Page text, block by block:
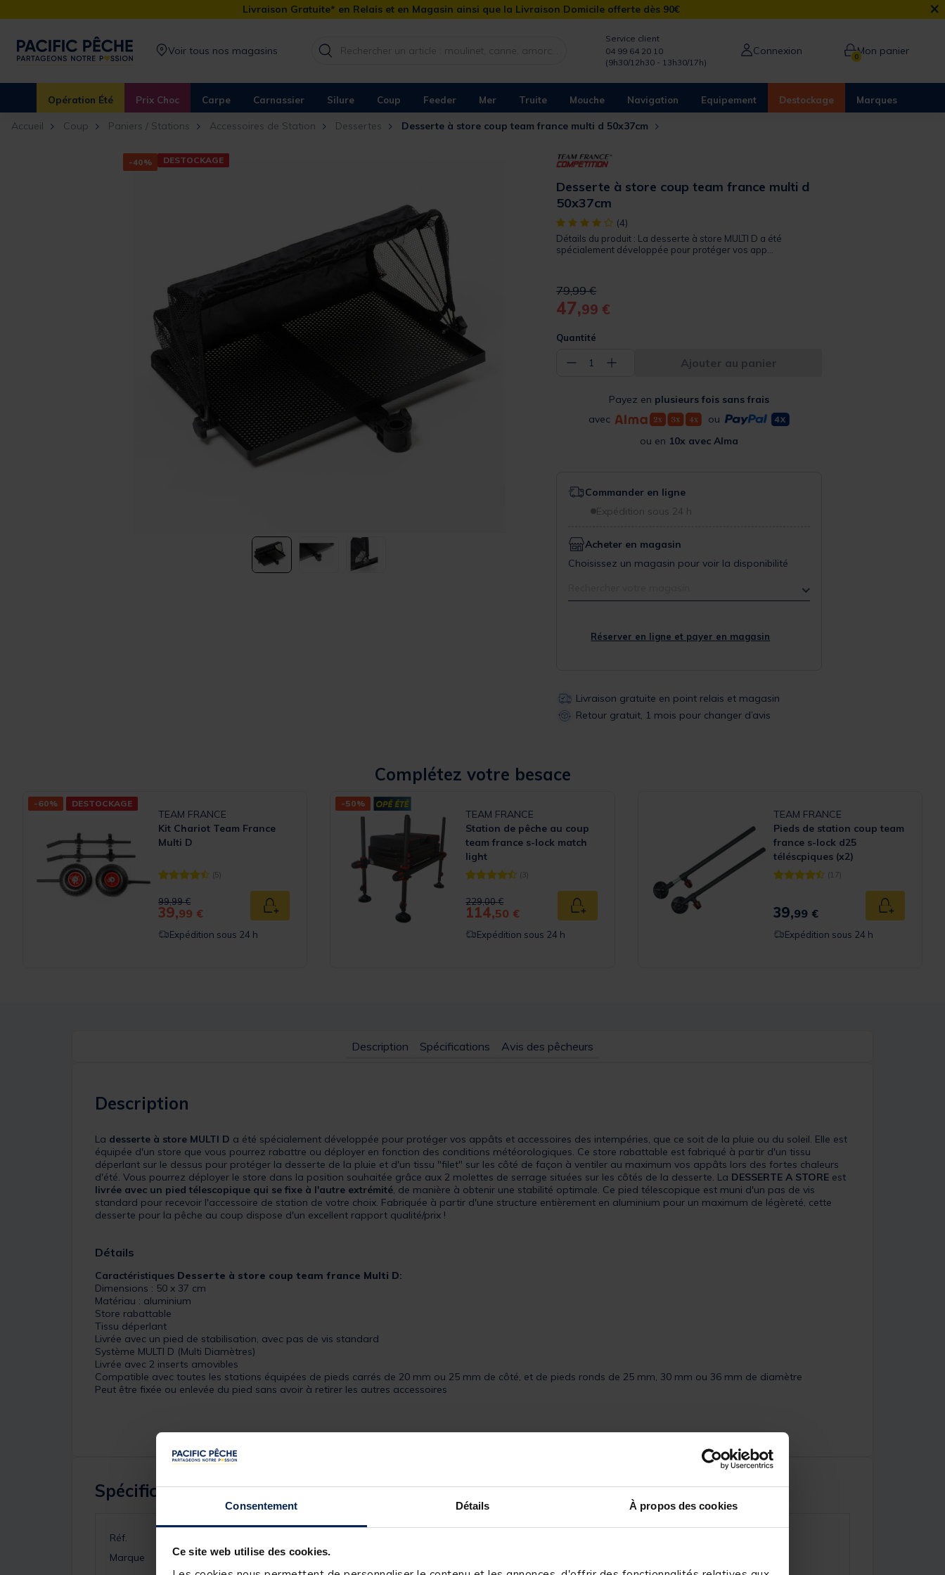
Consentement Détails À propos des cookies
Ce site web utilise des cookies.
Livraison Gratuite* en Relais et en Magasin ainsi que la Livraison Domicile offerte dès 90€ ×
Voir tous nos magasins
Service client
04 99 64 20 10
(9h30/12h30 - 13h30/17h)
Connexion 0Mon panier
Opération Été Prix Choc Carpe Carnassier Silure Coup Feeder Mer Truite Mouche Navigation Equipement Destockage Marques
Accueil Coup Paniers / Stations Accessoires de Station Dessertes Desserte à store coup team france multi d 50x37cm
-40% DESTOCKAGE
Desserte à store coup team france multi d
50x37cm
[object Object] out of 5 Customer Rating
(4)
Détails du produit : La desserte à store MULTI D a été
spécialement développée pour protéger vos app...
Price reduced from
79,99 €to
47,99 €
Quantité
− 1 + Ajouter au panier
Payez en plusieurs fois sans frais
avec
ou
ou en 10x avec Alma
Commander en ligne
Expédition sous 24 h
Acheter en magasin
Choisissez un magasin pour voir la disponibilité
Réserver en ligne et payer en magasin
Livraison gratuite en point relais et magasin
Retour gratuit, 1 mois pour changer d’avis
Complétez votre besace
-60% DESTOCKAGE
TEAM FRANCE
Kit Chariot Team France
Multi D
[object Object] out of 5 Customer Rating
(5)
Price reduced from
99,99 €to
39,99 € Ajouter au panier
Expédition sous 24 h
-50%
TEAM FRANCE
Station de pêche au coup
team france s-lock match
light
[object Object] out of 5 Customer Rating
(3)
Price reduced from
229,00 €to
114,50 € Ajouter au panier
Expédition sous 24 h
TEAM FRANCE
Pieds de station coup team
france s-lock d25
téléscpiques (x2)
[object Object] out of 5 Customer
(17)
39,99 € Ajouter au
Expédition sous 24 h
Description Spécifications Avis des pêcheurs
Description
La desserte à store MULTI D a été spécialement développée pour protéger vos appâts et accessoires des intempéries, que ce soit de la pluie ou du soleil. Elle est
équipée d'un store que vous pourrez rabattre ou déployer en fonction des conditions météorologiques. Ce store rabattable est fabriqué à partir d'un tissu
déperlant sur le dessus pour protéger la desserte de la pluie et d'un tissu "filet" sur les côté de façon à ventiler au maximum vos appâts lors des fortes chaleurs
d'été. Vous pourrez déployer le store dans la position souhaitée grâce aux 2 molettes de serrage situées sur les côtés de la desserte. La DESSERTE A STORE est
livrée avec un pied télescopique qui se fixe à l'autre extrémité, de manière à obtenir une stabilité optimale. Ce pied télescopique est muni d'un pas de vis
standard pour recevoir l'accessoire de station de votre choix. Fabriquée à partir d'une structure entièrement en aluminium pour un maximum de légèreté, cette
desserte pour la pêche au coup dispose d'un excellent rapport qualité/prix !
Détails
Caractéristiques Desserte à store coup team france Multi D:
Dimensions : 50 x 37 cm
Matériau : aluminium
Store rabattable
Tissu déperlant
Livrée avec un pied de stabilisation, avec pas de vis standard
Système MULTI D (Multi Diamètres)
Livrée avec 2 inserts amovibles
Compatible avec toutes les stations équipées de pieds carrés de 20 mm ou 25 mm de côté, et de pieds ronds de 25 mm, 30 mm ou 36 mm de diamètre
Peut être fixée ou enlevée du pied sans avoir à retirer les autres accessoires
Spécifications
Réf.
Marque